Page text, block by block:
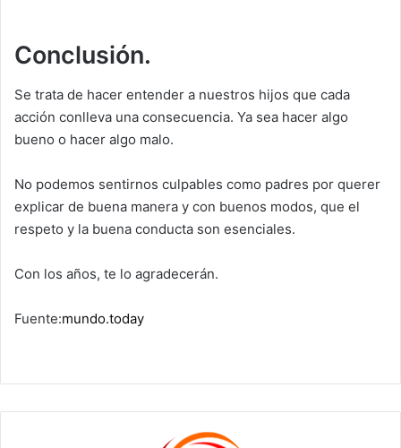
Conclusión.
Se trata de hacer entender a nuestros hijos que cada
acción conlleva una consecuencia. Ya sea hacer algo
bueno o hacer algo malo.
No podemos sentirnos culpables como padres por querer
explicar de buena manera y con buenos modos, que el
respeto y la buena conducta son esenciales.
Con los años, te lo agradecerán.
Fuente:mundo.today